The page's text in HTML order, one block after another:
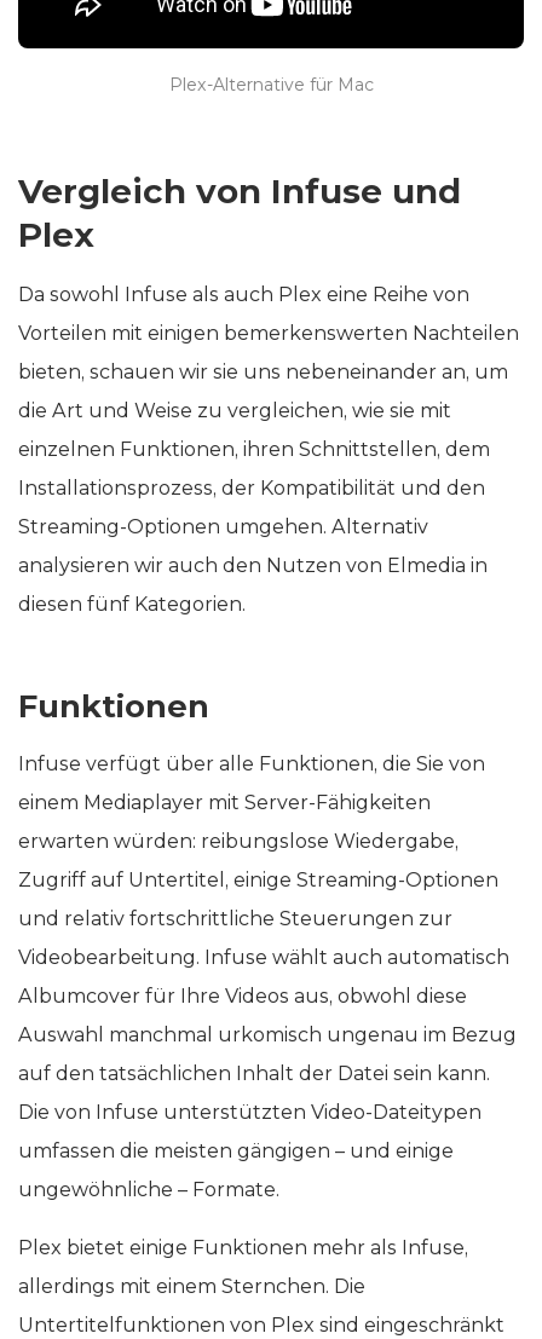
Plex-Alternative für Mac
Vergleich von Infuse und
Plex
Da sowohl Infuse als auch Plex eine Reihe von
Vorteilen mit einigen bemerkenswerten Nachteilen
bieten, schauen wir sie uns nebeneinander an, um
die Art und Weise zu vergleichen, wie sie mit
einzelnen Funktionen, ihren Schnittstellen, dem
Installationsprozess, der Kompatibilität und den
Streaming-Optionen umgehen. Alternativ
analysieren wir auch den Nutzen von Elmedia in
diesen fünf Kategorien.
Funktionen
Infuse verfügt über alle Funktionen, die Sie von
einem Mediaplayer mit Server-Fähigkeiten
erwarten würden: reibungslose Wiedergabe,
Zugriff auf Untertitel, einige Streaming-Optionen
und relativ fortschrittliche Steuerungen zur
Videobearbeitung. Infuse wählt auch automatisch
Albumcover für Ihre Videos aus, obwohl diese
Auswahl manchmal urkomisch ungenau im Bezug
auf den tatsächlichen Inhalt der Datei sein kann.
Die von Infuse unterstützten Video-Dateitypen
umfassen die meisten gängigen – und einige
ungewöhnliche – Formate.
Plex bietet einige Funktionen mehr als Infuse,
allerdings mit einem Sternchen. Die
Untertitelfunktionen von Plex sind eingeschränkt